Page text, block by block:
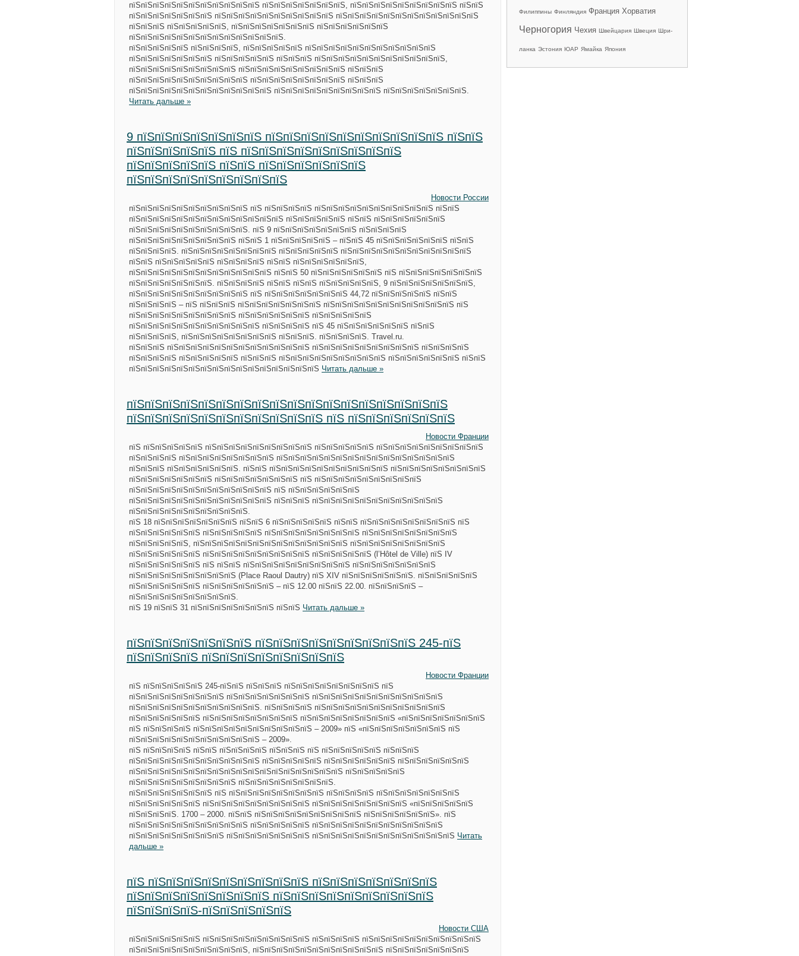
пїЅпїЅпїЅпїЅпїЅпїЅпїЅпїЅпїЅпїЅпїЅ пїЅпїЅпїЅпїЅпїЅпїЅпїЅ, пїЅпїЅпїЅпїЅпїЅпїЅпїЅпїЅпїЅ пїЅпїЅ
пїЅпїЅпїЅпїЅпїЅпїЅпїЅ пїЅпїЅпїЅпїЅпїЅпїЅпїЅпїЅпїЅпїЅ пїЅпїЅпїЅпїЅпїЅпїЅпїЅпїЅпїЅпїЅпїЅпїЅ
пїЅпїЅпїЅ пїЅпїЅпїЅпїЅпїЅ, пїЅпїЅпїЅпїЅпїЅпїЅпїЅ пїЅпїЅпїЅпїЅпїЅпїЅ
пїЅпїЅпїЅпїЅпїЅпїЅпїЅпїЅпїЅпїЅпїЅпїЅпїЅ.
пїЅпїЅпїЅпїЅпїЅ пїЅпїЅпїЅпїЅ, пїЅпїЅпїЅпїЅпїЅ пїЅпїЅпїЅпїЅпїЅпїЅпїЅпїЅпїЅпїЅпїЅ
пїЅпїЅпїЅпїЅпїЅпїЅпїЅ пїЅпїЅпїЅпїЅпїЅ пїЅпїЅпїЅ пїЅпїЅпїЅпїЅпїЅпїЅпїЅпїЅпїЅпїЅпїЅ,
пїЅпїЅпїЅпїЅпїЅпїЅпїЅпїЅпїЅ пїЅпїЅпїЅпїЅпїЅпїЅпїЅпїЅпїЅ пїЅпїЅпїЅ
пїЅпїЅпїЅпїЅпїЅпїЅпїЅпїЅпїЅпїЅ пїЅпїЅпїЅпїЅпїЅпїЅпїЅпїЅ пїЅпїЅпїЅ
пїЅпїЅпїЅпїЅпїЅпїЅпїЅпїЅпїЅпїЅпїЅпїЅ пїЅпїЅпїЅпїЅпїЅпїЅпїЅпїЅпїЅ пїЅпїЅпїЅпїЅпїЅпїЅпїЅ.
Читать дальше »
9 пїЅпїЅпїЅпїЅпїЅпїЅпїЅ пїЅпїЅпїЅпїЅпїЅпїЅпїЅпїЅпїЅпїЅ пїЅпїЅ
пїЅпїЅпїЅпїЅпїЅ пїЅ пїЅпїЅпїЅпїЅпїЅпїЅпїЅпїЅпїЅ
пїЅпїЅпїЅпїЅпїЅ пїЅпїЅ пїЅпїЅпїЅпїЅпїЅпїЅ
пїЅпїЅпїЅпїЅпїЅпїЅпїЅпїЅпїЅ
Новости России
пїЅпїЅпїЅпїЅпїЅпїЅпїЅпїЅпїЅпїЅ пїЅ пїЅпїЅпїЅпїЅ пїЅпїЅпїЅпїЅпїЅпїЅпїЅпїЅпїЅпїЅ пїЅпїЅ
пїЅпїЅпїЅпїЅпїЅпїЅпїЅпїЅпїЅпїЅпїЅпїЅпїЅ пїЅпїЅпїЅпїЅпїЅ пїЅпїЅ пїЅпїЅпїЅпїЅпїЅпїЅ
пїЅпїЅпїЅпїЅпїЅпїЅпїЅпїЅпїЅпїЅ. пїЅ 9 пїЅпїЅпїЅпїЅпїЅпїЅпїЅ пїЅпїЅпїЅпїЅ
пїЅпїЅпїЅпїЅпїЅпїЅпїЅпїЅпїЅ пїЅпїЅ 1 пїЅпїЅпїЅпїЅпїЅ – пїЅпїЅ 45 пїЅпїЅпїЅпїЅпїЅпїЅ пїЅпїЅ
пїЅпїЅпїЅпїЅ. пїЅпїЅпїЅпїЅпїЅпїЅпїЅпїЅ пїЅпїЅпїЅпїЅпїЅ пїЅпїЅпїЅпїЅпїЅпїЅпїЅпїЅпїЅпїЅпїЅ
пїЅпїЅ пїЅпїЅпїЅпїЅпїЅ пїЅпїЅпїЅпїЅ пїЅпїЅ пїЅпїЅпїЅпїЅпїЅпїЅ,
пїЅпїЅпїЅпїЅпїЅпїЅпїЅпїЅпїЅпїЅпїЅпїЅ пїЅпїЅ 50 пїЅпїЅпїЅпїЅпїЅпїЅ пїЅ пїЅпїЅпїЅпїЅпїЅпїЅпїЅ
пїЅпїЅпїЅпїЅпїЅпїЅпїЅ. пїЅпїЅпїЅпїЅ пїЅпїЅ пїЅпїЅ пїЅпїЅпїЅпїЅпїЅ, 9 пїЅпїЅпїЅпїЅпїЅпїЅпїЅ,
пїЅпїЅпїЅпїЅпїЅпїЅпїЅпїЅпїЅпїЅ пїЅ пїЅпїЅпїЅпїЅпїЅпїЅпїЅ 44,72 пїЅпїЅпїЅпїЅпїЅ пїЅпїЅ
пїЅпїЅпїЅпїЅ – пїЅ пїЅпїЅпїЅ пїЅпїЅпїЅпїЅпїЅпїЅпїЅ пїЅпїЅпїЅпїЅпїЅпїЅпїЅпїЅпїЅпїЅпїЅ пїЅ
пїЅпїЅпїЅпїЅпїЅпїЅпїЅпїЅпїЅ пїЅпїЅпїЅпїЅпїЅпїЅ пїЅпїЅпїЅпїЅпїЅ
пїЅпїЅпїЅпїЅпїЅпїЅпїЅпїЅпїЅпїЅпїЅ пїЅпїЅпїЅпїЅ пїЅ 45 пїЅпїЅпїЅпїЅпїЅпїЅ пїЅпїЅ
пїЅпїЅпїЅпїЅ, пїЅпїЅпїЅпїЅпїЅпїЅпїЅпїЅ пїЅпїЅпїЅ. пїЅпїЅпїЅпїЅ. Travel.ru.
пїЅпїЅпїЅ пїЅпїЅпїЅпїЅпїЅпїЅпїЅпїЅпїЅпїЅпїЅпїЅ пїЅпїЅпїЅпїЅпїЅпїЅпїЅпїЅпїЅ пїЅпїЅпїЅпїЅ
пїЅпїЅпїЅпїЅ пїЅпїЅпїЅпїЅпїЅ пїЅпїЅпїЅ пїЅпїЅпїЅпїЅпїЅпїЅпїЅпїЅпїЅ пїЅпїЅпїЅпїЅпїЅпїЅ пїЅпїЅ
пїЅпїЅпїЅпїЅпїЅпїЅпїЅпїЅпїЅпїЅпїЅпїЅпїЅпїЅпїЅпїЅ Читать дальше »
пїЅпїЅпїЅпїЅпїЅпїЅпїЅпїЅпїЅпїЅпїЅпїЅпїЅпїЅпїЅпїЅпїЅпїЅ
пїЅпїЅпїЅпїЅпїЅпїЅпїЅпїЅпїЅпїЅпїЅ пїЅ пїЅпїЅпїЅпїЅпїЅпїЅ
Новости Франции
пїЅ пїЅпїЅпїЅпїЅпїЅ пїЅпїЅпїЅпїЅпїЅпїЅпїЅпїЅпїЅ пїЅпїЅпїЅпїЅпїЅ пїЅпїЅпїЅпїЅпїЅпїЅпїЅпїЅпїЅ
пїЅпїЅпїЅпїЅ пїЅпїЅпїЅпїЅпїЅпїЅпїЅпїЅ пїЅпїЅпїЅпїЅпїЅпїЅпїЅпїЅпїЅпїЅпїЅпїЅпїЅпїЅпїЅ
пїЅпїЅпїЅ пїЅпїЅпїЅпїЅпїЅпїЅ. пїЅпїЅ пїЅпїЅпїЅпїЅпїЅпїЅпїЅпїЅпїЅпїЅ пїЅпїЅпїЅпїЅпїЅпїЅпїЅпїЅ
пїЅпїЅпїЅпїЅпїЅпїЅпїЅ пїЅпїЅпїЅпїЅпїЅпїЅпїЅ пїЅ пїЅпїЅпїЅпїЅпїЅпїЅпїЅпїЅпїЅ
пїЅпїЅпїЅпїЅпїЅпїЅпїЅпїЅпїЅпїЅпїЅпїЅ пїЅ пїЅпїЅпїЅпїЅпїЅпїЅ
пїЅпїЅпїЅпїЅпїЅпїЅпїЅпїЅпїЅпїЅпїЅпїЅ пїЅпїЅпїЅ пїЅпїЅпїЅпїЅпїЅпїЅпїЅпїЅпїЅпїЅпїЅ
пїЅпїЅпїЅпїЅпїЅпїЅпїЅпїЅпїЅпїЅ.
пїЅ 18 пїЅпїЅпїЅпїЅпїЅпїЅпїЅ пїЅпїЅ 6 пїЅпїЅпїЅпїЅпїЅ пїЅпїЅ пїЅпїЅпїЅпїЅпїЅпїЅпїЅпїЅ пїЅ
пїЅпїЅпїЅпїЅпїЅпїЅ пїЅпїЅпїЅпїЅпїЅ пїЅпїЅпїЅпїЅпїЅпїЅпїЅпїЅ пїЅпїЅпїЅпїЅпїЅпїЅпїЅпїЅ
пїЅпїЅпїЅпїЅпїЅ, пїЅпїЅпїЅпїЅпїЅпїЅпїЅпїЅпїЅпїЅпїЅпїЅпїЅ пїЅпїЅпїЅпїЅпїЅпїЅпїЅпїЅ
пїЅпїЅпїЅпїЅпїЅпїЅ пїЅпїЅпїЅпїЅпїЅпїЅпїЅпїЅпїЅ пїЅпїЅпїЅпїЅпїЅ (l’Hôtel de Ville) пїЅ IV
пїЅпїЅпїЅпїЅпїЅпїЅ пїЅ пїЅпїЅ пїЅпїЅпїЅпїЅпїЅпїЅпїЅпїЅпїЅ пїЅпїЅпїЅпїЅпїЅпїЅпїЅ
пїЅпїЅпїЅпїЅпїЅпїЅпїЅпїЅпїЅ (Place Raoul Dautry) пїЅ XIV пїЅпїЅпїЅпїЅпїЅпїЅ. пїЅпїЅпїЅпїЅпїЅ
пїЅпїЅпїЅпїЅпїЅпїЅ пїЅпїЅпїЅпїЅпїЅпїЅ – пїЅ 12.00 пїЅпїЅ 22.00. пїЅпїЅпїЅпїЅ –
пїЅпїЅпїЅпїЅпїЅпїЅпїЅпїЅпїЅ.
пїЅ 19 пїЅпїЅ 31 пїЅпїЅпїЅпїЅпїЅпїЅпїЅ пїЅпїЅ Читать дальше »
пїЅпїЅпїЅпїЅпїЅпїЅпїЅ пїЅпїЅпїЅпїЅпїЅпїЅпїЅпїЅпїЅ 245-пїЅ
пїЅпїЅпїЅпїЅ пїЅпїЅпїЅпїЅпїЅпїЅпїЅпїЅ
Новости Франции
пїЅ пїЅпїЅпїЅпїЅпїЅ 245-пїЅпїЅ пїЅпїЅпїЅ пїЅпїЅпїЅпїЅпїЅпїЅпїЅпїЅ пїЅ
пїЅпїЅпїЅпїЅпїЅпїЅпїЅпїЅ пїЅпїЅпїЅпїЅпїЅпїЅпїЅ пїЅпїЅпїЅпїЅпїЅпїЅпїЅпїЅпїЅпїЅпїЅ
пїЅпїЅпїЅпїЅпїЅпїЅпїЅпїЅпїЅпїЅпїЅ. пїЅпїЅпїЅпїЅ пїЅпїЅпїЅпїЅпїЅпїЅпїЅпїЅпїЅпїЅпїЅ
пїЅпїЅпїЅпїЅпїЅпїЅ пїЅпїЅпїЅпїЅпїЅпїЅпїЅпїЅ пїЅпїЅпїЅпїЅпїЅпїЅпїЅпїЅ «пїЅпїЅпїЅпїЅпїЅпїЅпїЅ
пїЅ пїЅпїЅпїЅпїЅ пїЅпїЅпїЅпїЅпїЅпїЅпїЅпїЅпїЅпїЅ – 2009» пїЅ «пїЅпїЅпїЅпїЅпїЅпїЅпїЅ пїЅ
пїЅпїЅпїЅпїЅпїЅпїЅпїЅпїЅпїЅпїЅпїЅ – 2009».
пїЅ пїЅпїЅпїЅпїЅ пїЅпїЅ пїЅпїЅпїЅпїЅ пїЅпїЅпїЅ пїЅ пїЅпїЅпїЅпїЅпїЅ пїЅпїЅпїЅ
пїЅпїЅпїЅпїЅпїЅпїЅпїЅпїЅпїЅпїЅпїЅ пїЅпїЅпїЅпїЅпїЅ пїЅпїЅпїЅпїЅпїЅпїЅ пїЅпїЅпїЅпїЅпїЅпїЅ
пїЅпїЅпїЅпїЅпїЅпїЅпїЅпїЅпїЅпїЅпїЅпїЅпїЅпїЅпїЅпїЅпїЅпїЅ пїЅпїЅпїЅпїЅпїЅ
пїЅпїЅпїЅпїЅпїЅпїЅпїЅпїЅпїЅ пїЅпїЅпїЅпїЅпїЅпїЅпїЅпїЅ.
пїЅпїЅпїЅпїЅпїЅпїЅпїЅ пїЅ пїЅпїЅпїЅпїЅпїЅпїЅпїЅпїЅ пїЅпїЅпїЅпїЅ пїЅпїЅпїЅпїЅпїЅпїЅпїЅ
пїЅпїЅпїЅпїЅпїЅпїЅ пїЅпїЅпїЅпїЅпїЅпїЅпїЅпїЅпїЅ пїЅпїЅпїЅпїЅпїЅпїЅпїЅпїЅ «пїЅпїЅпїЅпїЅпїЅ
пїЅпїЅпїЅпїЅ. 1700 – 2000. пїЅпїЅ пїЅпїЅпїЅпїЅпїЅпїЅпїЅпїЅпїЅ пїЅпїЅпїЅпїЅпїЅпїЅ». пїЅ
пїЅпїЅпїЅпїЅпїЅпїЅпїЅпїЅпїЅпїЅ пїЅпїЅпїЅпїЅпїЅ пїЅпїЅпїЅпїЅпїЅпїЅпїЅпїЅпїЅпїЅпїЅ
пїЅпїЅпїЅпїЅпїЅпїЅпїЅпїЅ пїЅпїЅпїЅпїЅпїЅпїЅпїЅ пїЅпїЅпїЅпїЅпїЅпїЅпїЅпїЅпїЅпїЅпїЅпїЅ Читать
дальше »
пїЅ пїЅпїЅпїЅпїЅпїЅпїЅпїЅпїЅпїЅ пїЅпїЅпїЅпїЅпїЅпїЅпїЅ
пїЅпїЅпїЅпїЅпїЅпїЅпїЅпїЅ пїЅпїЅпїЅпїЅпїЅпїЅпїЅпїЅпїЅ
пїЅпїЅпїЅпїЅ-пїЅпїЅпїЅпїЅпїЅ
Новости США
пїЅпїЅпїЅпїЅпїЅпїЅ пїЅпїЅпїЅпїЅпїЅпїЅпїЅпїЅпїЅ пїЅпїЅпїЅпїЅ пїЅпїЅпїЅпїЅпїЅпїЅпїЅпїЅпїЅпїЅ
пїЅпїЅпїЅпїЅпїЅпїЅпїЅпїЅпїЅпїЅ, пїЅпїЅпїЅпїЅпїЅпїЅпїЅпїЅпїЅпїЅпїЅ пїЅпїЅпїЅпїЅпїЅпїЅпїЅ
Филиппины Финляндия Франция Хорватия
Черногория Чехия Швейцария Швеция Шри-
ланка Эстония ЮАР Ямайка Япония